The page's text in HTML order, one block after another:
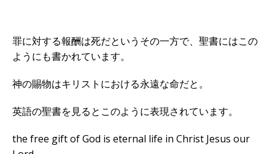
罪に対する報酬は死だというその一方で、聖書にはこの
ようにも書かれています。
神の賜物はキリストにおける永遠な命だと。
英語の聖書を見るとこのように表現されています。
the free gift of God is eternal life in Christ Jesus our